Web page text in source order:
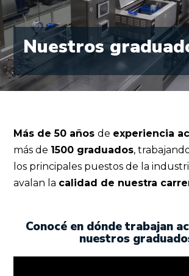
Nuestros
Más de 50 añosde experiencia
más de 1500 graduados,
los principales puestos de la
avalan la calidad de nuestra
Conocé en dónde trabajan
nuestros